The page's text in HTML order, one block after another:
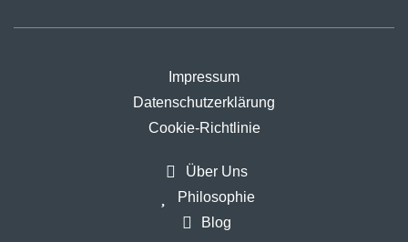
Impressum
Datenschutzerklärung
Cookie-Richtlinie
Über Uns
Philosophie
Blog